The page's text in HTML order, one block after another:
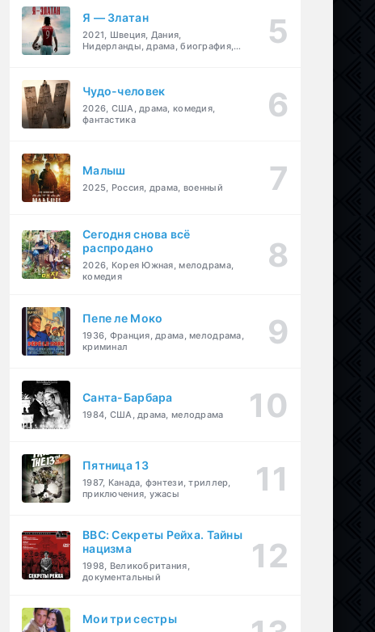
Я — Златан
2021, Швеция, Дания,
Нидерланды, драма, биография,
Чудо-человек
2026, США, драма, комедия,
фантастика
Малыш
2025, Россия, драма, военный
Сегодня снова всё
распродано
2026, Корея Южная, мелодрама,
комедия
Пепе ле Моко
1936, Франция, драма, мелодрама,
криминал
Санта-Барбара
1984, США, драма, мелодрама
Пятница 13
1987, Канада, фэнтези, триллер,
приключения, ужасы
BBC: Секреты Рейха. Тайны
нацизма
1998, Великобритания,
документальный
Мои три сестры